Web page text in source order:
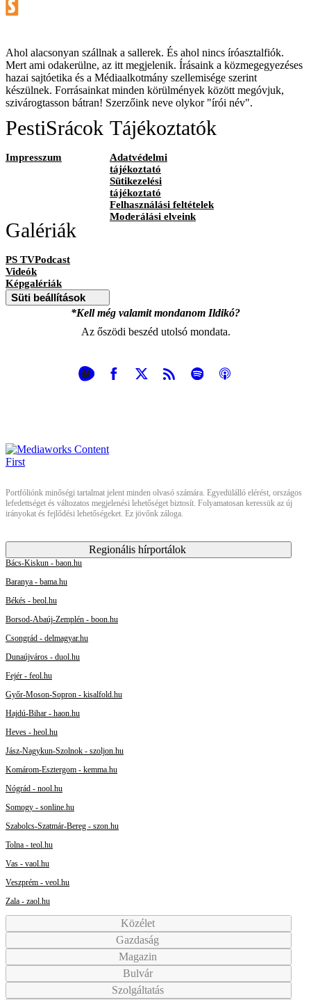
Ahol alacsonyan szállnak a sallerek. És ahol nincs íróasztalfiók.
Mert ami odakerülne, az itt megjelenik. Írásaink a közmegegyezéses
hazai sajtóetika és a Médiaalkotmány szellemisége szerint
készülnek. Forrásainkat minden körülmények között megóvjuk,
szivárogtasson bátran! Szerzőink neve olykor "írói név".
PestiSrácok
Impresszum
Tájékoztatók
Adatvédelmi
tájékoztató
Sütikezelési
tájékoztató
Felhasználási feltételek
Moderálási elveink
Galériák
PS TVPodcast
Videók
Képgalériák
Süti beállítások
*Kell még valamit mondanom Ildikó?
Az őszödi beszéd utolsó mondata.
Portfóliónk minőségi tartalmat jelent minden olvasó számára. Egyedülálló elérést, országos
lefedettséget és változatos megjelenési lehetőséget biztosít. Folyamatosan keressük az új
irányokat és fejlődési lehetőségeket. Ez jövőnk záloga.
Regionális hírportálok
Bács-Kiskun - baon.hu
Baranya - bama.hu
Békés - beol.hu
Borsod-Abaúj-Zemplén - boon.hu
Csongrád - delmagyar.hu
Dunaújváros - duol.hu
Fejér - feol.hu
Győr-Moson-Sopron - kisalfold.hu
Hajdú-Bihar - haon.hu
Heves - heol.hu
Jász-Nagykun-Szolnok - szoljon.hu
Komárom-Esztergom - kemma.hu
Nógrád - nool.hu
Somogy - sonline.hu
Szabolcs-Szatmár-Bereg - szon.hu
Tolna - teol.hu
Vas - vaol.hu
Veszprém - veol.hu
Zala - zaol.hu
Közélet
Gazdaság
Magazin
Bulvár
Szolgáltatás